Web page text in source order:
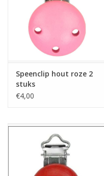
Speenclip hout roze 2
stuks
€4,00